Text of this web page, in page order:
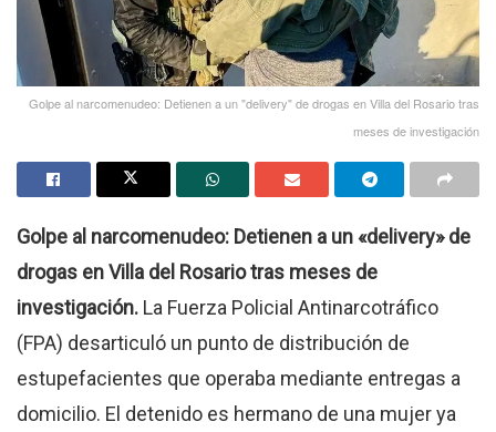
Golpe al narcomenudeo: Detienen a un "delivery" de drogas en Villa del Rosario tras
meses de investigación
Golpe al narcomenudeo: Detienen a un «delivery» de
drogas en Villa del Rosario tras meses de
investigación. La Fuerza Policial Antinarcotráfico
(FPA) desarticuló un punto de distribución de
estupefacientes que operaba mediante entregas a
domicilio. El detenido es hermano de una mujer ya